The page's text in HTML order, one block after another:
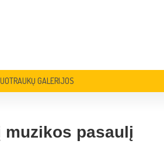
GALERIJOS
muzikos pasaulį